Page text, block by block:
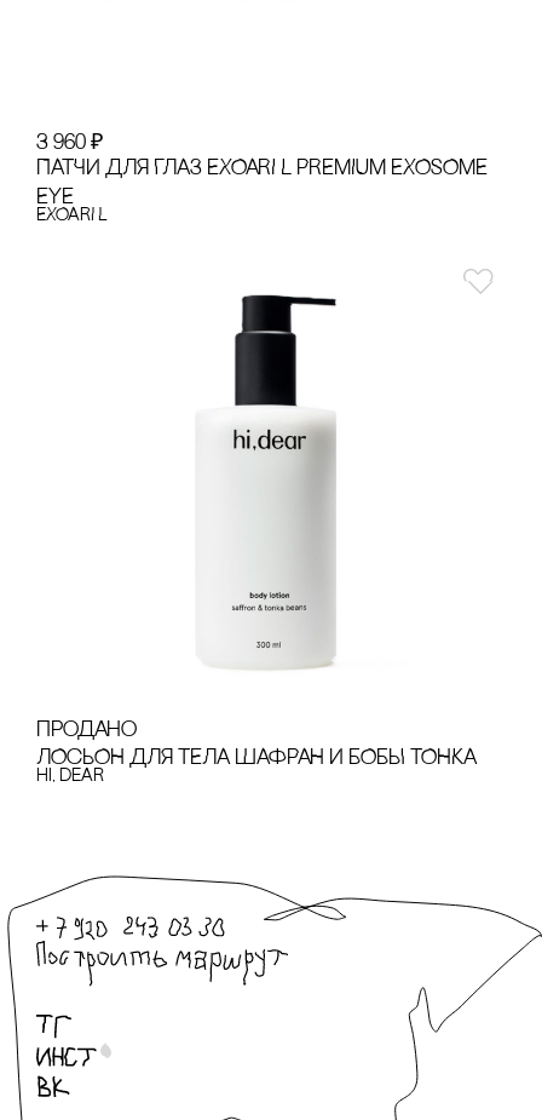
3 960 ₽
ПАТЧИ ДЛЯ ГЛАЗ EXOARI L PREMIUM EXOSOME
EYE
EXOARI L
продано
ЛОсЬОН ДЛЯ ТЕЛА ШАФРАН И БОБЫ ТОНКА
hi, dear